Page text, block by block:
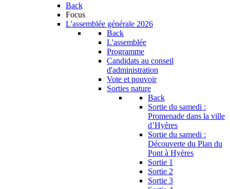
Back
Focus
L'assemblée générale 2026
Back
L'assemblée
Programme
Candidats au conseil
d'administration
Vote et pouvoir
Sorties nature
Back
Sortie du samedi :
Promenade dans la ville
d’Hyères
Sortie du samedi :
Découverte du Plan du
Pont à Hyères
Sortie 1
Sortie 2
Sortie 3